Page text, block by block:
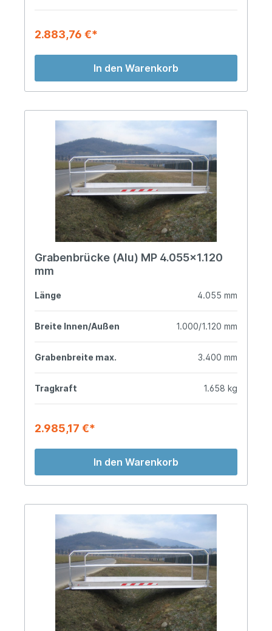
2.883,76 €*
In den Warenkorb
Grabenbrücke (Alu) MP 4.055x1.120
mm
Länge 4.055 mm
Breite Innen/Außen 1.000/1.120 mm
Grabenbreite max. 3.400 mm
Tragkraft 1.658 kg
2.985,17 €*
In den Warenkorb